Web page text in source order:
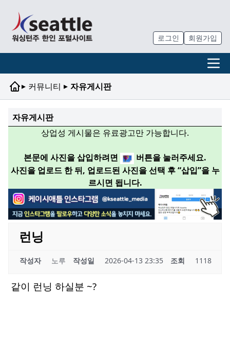
로그인 회원가입
▸ 커뮤니티 ▸ 자유게시판
자유게시판
상업성 게시물은 유료광고만 가능합니다.
본문에 사진을 삽입하려면
버튼을 눌러주세요.
사진을 업로드 한 뒤, 업로드된 사진을 선택 후 “삽입”을 누
르시면 됩니다.
런닝
작성자 노루 작성일 2026-04-13 23:35 조회 1118
같이 런닝 하실분 ~?